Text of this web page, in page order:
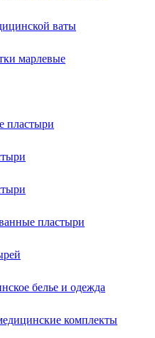
ваты
марлевые
пластыри
пластыри
белье и одежда
комплекты